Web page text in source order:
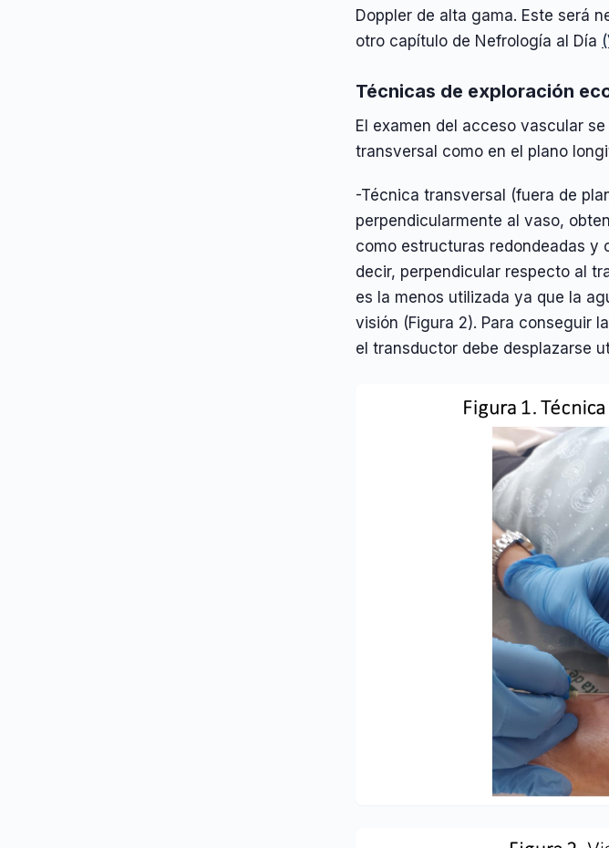
Doppler de alta gama. Este será
otro capítulo de Nefrología al Día
Técnicas de exploración
El examen del acceso vascular
transversal como en el plano
-Técnica transversal (fuera de
perpendicularmente al vaso,
como estructuras redondeadas y
decir, perpendicular respecto al
es la menos utilizada ya que la
visión (Figura 2). Para conseguir
el transductor debe desplazarse